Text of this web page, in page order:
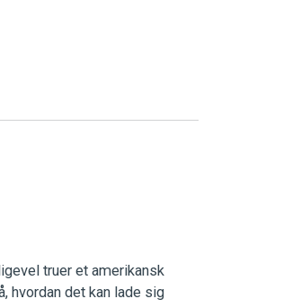
truer et amerikansk
hvordan det kan lade sig